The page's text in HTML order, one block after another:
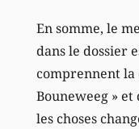
En somme, le
dans le dossier
comprennent la
Bouneweeg » et
les choses